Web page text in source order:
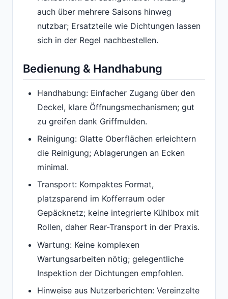
auch über mehrere Saisons hinweg
nutzbar; Ersatzteile wie Dichtungen lassen
sich in der Regel nachbestellen.
Bedienung & Handhabung
Handhabung: Einfacher Zugang über den
Deckel, klare Öffnungsmechanismen; gut
zu greifen dank Griffmulden.
Reinigung: Glatte Oberflächen erleichtern
die Reinigung; Ablagerungen an Ecken
minimal.
Transport: Kompaktes Format,
platzsparend im Kofferraum oder
Gepäcknetz; keine integrierte Kühlbox mit
Rollen, daher Rear-Transport in der Praxis.
Wartung: Keine komplexen
Wartungsarbeiten nötig; gelegentliche
Inspektion der Dichtungen empfohlen.
Hinweise aus Nutzerberichten: Vereinzelte